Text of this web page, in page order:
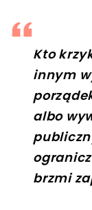
Kto
innym
albo
brzmi